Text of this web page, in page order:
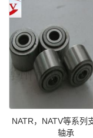
NATR，NATV等系列
轴承